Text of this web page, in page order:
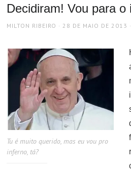
Decidiram! Vou para o
AUTHOR
MILTON RIBEIRO
POSTED
28 DE MAIO DE 2013
Tu é muito querido, mas eu vou pro
inferno, tá?